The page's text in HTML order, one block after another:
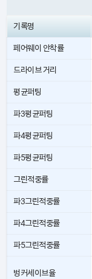
기록명
페어웨이 안착률
드라이브 거리
평균퍼팅
파3평균퍼팅
파4평균퍼팅
파5평균퍼팅
그린적중률
파3그린적중률
파4그린적중률
파5그린적중률
벙커세이브율